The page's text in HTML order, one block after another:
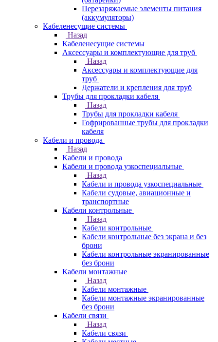
Перезаряжаемые элементы питания
(аккумуляторы)
Кабеленесущие системы
Назад
Кабеленесущие системы
Аксессуары и комплектующие для труб
Назад
Аксессуары и комплектующие для
труб
Держатели и крепления для труб
Трубы для прокладки кабеля
Назад
Трубы для прокладки кабеля
Гофрированные трубы для прокладки
кабеля
Кабели и провода
Назад
Кабели и провода
Кабели и провода узкоспециальные
Назад
Кабели и провода узкоспециальные
Кабели судовые, авиационные и
транспортные
Кабели контрольные
Назад
Кабели контрольные
Кабели контрольные без экрана и без
брони
Кабели контрольные экранированные
без брони
Кабели монтажные
Назад
Кабели монтажные
Кабели монтажные экранированные
без брони
Кабели связи
Назад
Кабели связи